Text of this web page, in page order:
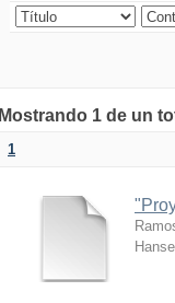
Mostrando 1 de un
1
Hansel